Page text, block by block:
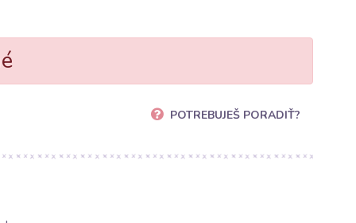
POTREBUJEŠ PORADIŤ?